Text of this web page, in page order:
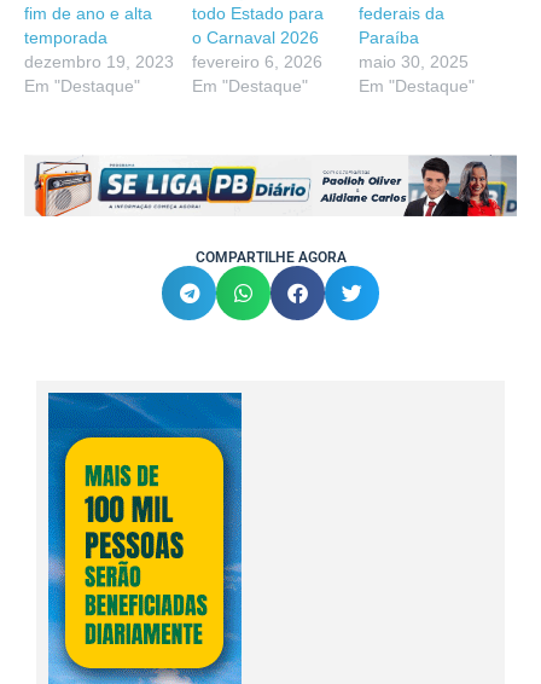
fim de ano e alta
temporada
dezembro 19, 2023
Em "Destaque"
todo Estado para
o Carnaval 2026
fevereiro 6, 2026
Em "Destaque"
federais da
Paraíba
maio 30, 2025
Em "Destaque"
COMPARTILHE AGORA